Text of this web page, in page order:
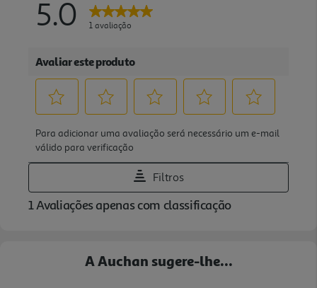
A Auchan sugere-lhe...